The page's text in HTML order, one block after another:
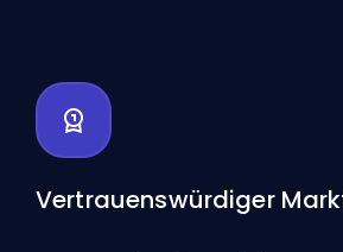
Vertrauenswürdiger